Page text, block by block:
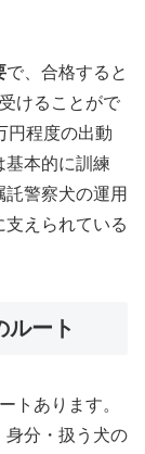
で、合格すると
けることがで
円程度の出動
基本的に訓練
警察犬の運用
えられている
ルート
トあります。
身分・扱う犬の